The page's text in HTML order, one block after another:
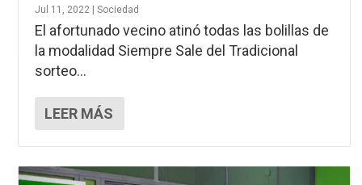
Jul 11, 2022 |Sociedad
El afortunado vecino atinó todas las bolillas de
la modalidad Siempre Sale del Tradicional
sorteo...
LEER MÁS